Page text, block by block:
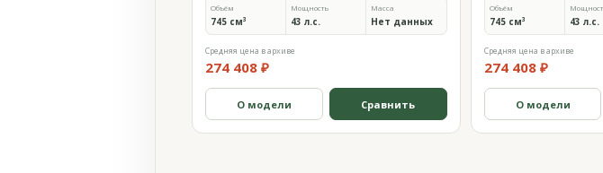
Объём
745 см³
Мощность
43 л.с.
Масса
Нет данных
Средняя цена в архиве
274 408 ₽
О модели Сравнить
Объём
745 см³ 43 л.с.
Средняя цена в архиве
274 408 ₽
О модели